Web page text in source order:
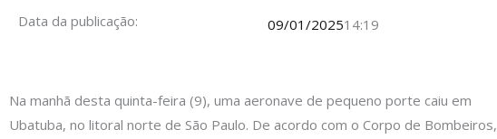
Data da publicação: 09/01/202514:19
Na manhã desta quinta-feira (9), uma aeronave de pequeno porte caiu em
Ubatuba, no litoral norte de São Paulo. De acordo com o Corpo de Bombeiros,